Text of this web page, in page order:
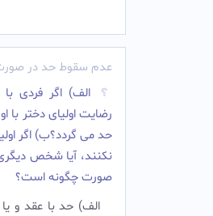
عدم سقوط حد در صورت
الف) اگر فردی با
رضایت اولیاى دختر با
حد می گردد؟ب) اگر
نکنند، آیا شخص دیگرى
صورت چگونه است؟
الف) حد با عقد و